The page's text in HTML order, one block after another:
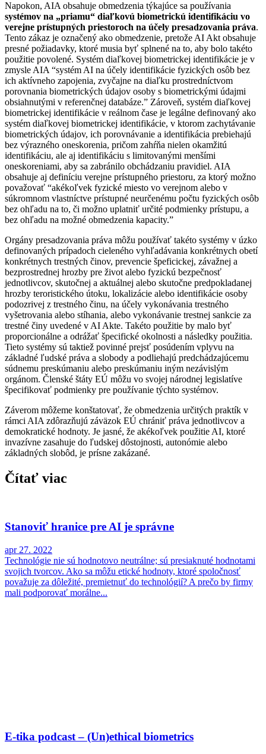
Napokon, AIA obsahuje obmedzenia týkajúce sa používania
systémov na „priamu“ diaľkovú biometrickú identifikáciu vo
verejne prístupných priestoroch na účely presadzovania práva.
Tento zákaz je označený ako obmedzenie, pretože AI Akt obsahuje
presné požiadavky, ktoré musia byť splnené na to, aby bolo takéto
použitie povolené. Systém diaľkovej biometrickej identifikácie je v
zmysle AIA “systém AI na účely identifikácie fyzických osôb bez
ich aktívneho zapojenia, zvyčajne na diaľku prostredníctvom
porovnania biometrických údajov osoby s biometrickými údajmi
obsiahnutými v referenčnej databáze.” Zároveň, systém diaľkovej
biometrickej identifikácie v reálnom čase je legálne definovaný ako
systém diaľkovej biometrickej identifikácie, v ktorom zachytávanie
biometrických údajov, ich porovnávanie a identifikácia prebiehajú
bez výrazného oneskorenia, pričom zahŕňa nielen okamžitú
identifikáciu, ale aj identifikáciu s limitovanými menšími
oneskoreniami, aby sa zabránilo obchádzaniu pravidiel. AIA
obsahuje aj definíciu verejne prístupného priestoru, za ktorý možno
považovať “akékoľvek fyzické miesto vo verejnom alebo v
súkromnom vlastníctve prístupné neurčenému počtu fyzických osôb
bez ohľadu na to, či možno uplatniť určité podmienky prístupu, a
bez ohľadu na možné obmedzenia kapacity.”
Orgány presadzovania práva môžu používať takéto systémy v úzko
definovaných prípadoch cieleného vyhľadávania konkrétnych obetí
konkrétnych trestných činov, prevencie špeficickej, závažnej a
bezprostrednej hrozby pre život alebo fyzickú bezpečnosť
jednotlivcov, skutočnej a aktuálnej alebo skutočne predpokladanej
hrozby teroristického útoku, lokalizácie alebo identifikácie osoby
podozrivej z trestného činu, na účely vykonávania trestného
vyšetrovania alebo stíhania, alebo vykonávanie trestnej sankcie za
trestné činy uvedené v AI Akte. Takéto použitie by malo byť
proporcionálne a odrážať špecifické okolnosti a následky použitia.
Tieto systémy sú taktiež povinné prejsť posúdením vplyvu na
základné ľudské práva a slobody a podliehajú predchádzajúcemu
súdnemu preskúmaniu alebo preskúmaniu iným nezávislým
orgánom. Členské štáty EÚ môžu vo svojej národnej legislatíve
špecifikovať podmienky pre používanie týchto systémov.
Záverom môžeme konštatovať, že obmedzenia určitých praktík v
rámci AIA zdôrazňujú záväzok EÚ chrániť práva jednotlivcov a
demokratické hodnoty. Je jasné, že akékoľvek použitie AI, ktoré
invazívne zasahuje do ľudskej dôstojnosti, autonómie alebo
základných slobôd, je prísne zakázané.
Čítať viac
Stanoviť hranice pre AI je správne
apr 27. 2022
Technológie nie sú hodnotovo neutrálne; sú presiaknuté hodnotami
svojich tvorcov. Ako sa môžu etické hodnoty, ktoré spoločnosť
považuje za dôležité, premietnuť do technológií? A prečo by firmy
mali podporovať morálne...
E-tika podcast – (Un)ethical biometrics